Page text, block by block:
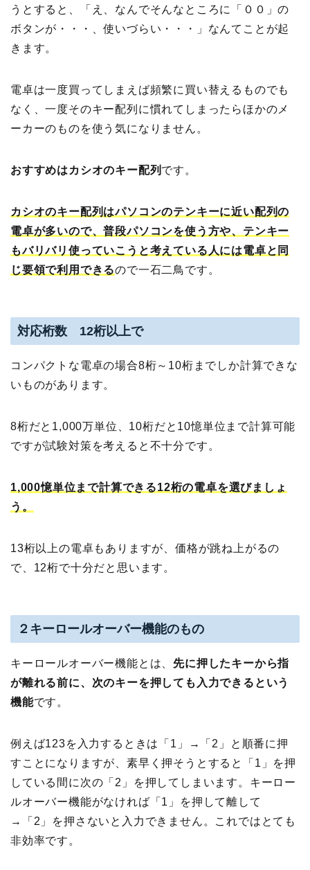
うとすると、「え、なんでそんなところに「００」の
ボタンが・・・、使いづらい・・・」なんてことが起
きます。
電卓は一度買ってしまえば頻繁に買い替えるものでも
なく、一度そのキー配列に慣れてしまったらほかのメ
ーカーのものを使う気になりません。
おすすめはカシオのキー配列 です。
カシオのキー配列はパソコンのテンキーに近い配列の
電卓が多いので、普段パソコンを使う方や、テンキー
もバリバリ使っていこうと考えている人には電卓と同
じ要領で利用できるので一石二鳥です。
対応桁数 12桁以上で
コンパクトな電卓の場合8桁～10桁までしか計算できな
いものがあります。
8桁だと1,000万単位、10桁だと10憶単位まで計算可能
ですが試験対策を考えると不十分です。
1,000憶単位まで計算できる12桁の電卓を選びましょ
う。
13桁以上の電卓もありますが、価格が跳ね上がるの
で、12桁で十分だと思います。
２キーロールオーバー機能のもの
キーロールオーバー機能とは、 先に押したキーから指
が離れる前に、次のキーを押しても入力できるという
機能です。
例えば123を入力するときは「1」→「2」と順番に押
すことになりますが、素早く押そうとすると「1」を押
している間に次の「2」を押してしまいます。キーロー
ルオーバー機能がなければ「1」を押して離して
→「2」を押さないと入力できません。これではとても
非効率です。